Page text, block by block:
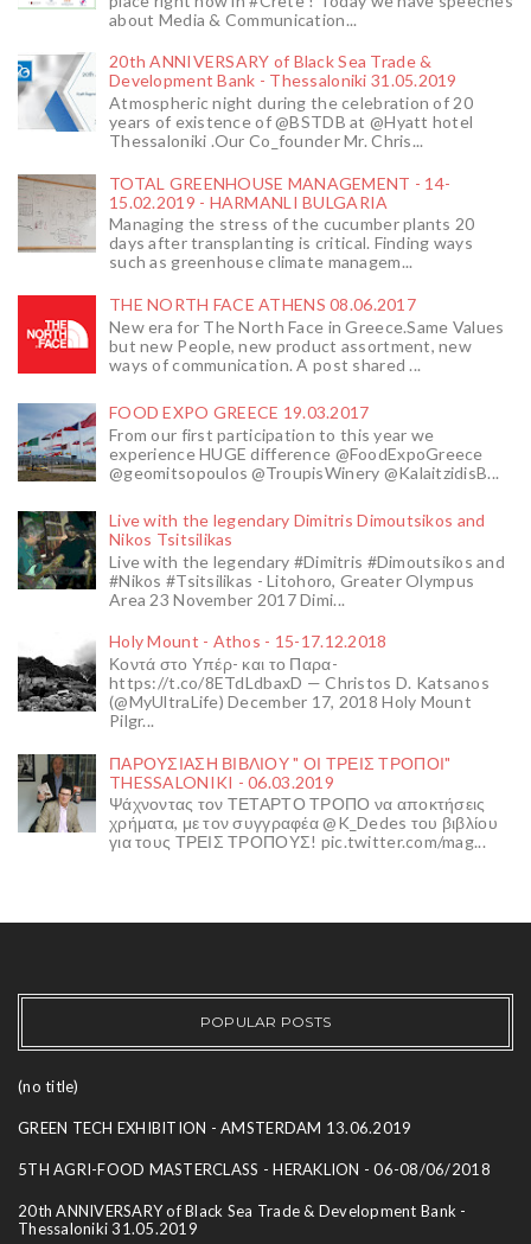
about Media & Communication...
20th ANNIVERSARY of Black Sea Trade &
Development Bank - Thessaloniki 31.05.2019
Atmospheric night during the celebration of 20
years of existence of @BSTDB at @Hyatt hotel
Thessaloniki .Our Co_founder Mr. Chris...
TOTAL GREENHOUSE MANAGEMENT - 14-
15.02.2019 - HARMANLI BULGARIA
Managing the stress of the cucumber plants 20
days after transplanting is critical. Finding ways
such as greenhouse climate managem...
THE NORTH FACE ATHENS 08.06.2017
New era for The North Face in Greece.Same Values
but new People, new product assortment, new
ways of communication. A post shared ...
FOOD EXPO GREECE 19.03.2017
From our first participation to this year we
experience HUGE difference @FoodExpoGreece
@geomitsopoulos @TroupisWinery @KalaitzidisB...
Live with the legendary Dimitris Dimoutsikos and
Nikos Tsitsilikas
Live with the legendary #Dimitris #Dimoutsikos and
#Nikos #Tsitsilikas - Litohoro, Greater Olympus
Area 23 November 2017 Dimi...
Holy Mount - Athos - 15-17.12.2018
Κοντά στο Υπέρ- και το Παρα-
https://t.co/8ETdLdbaxD — Christos D. Katsanos
(@MyUltraLife) December 17, 2018 Holy Mount
Pilgr...
ΠΑΡΟΥΣΙΑΣΗ ΒΙΒΛΙΟΥ " ΟΙ ΤΡΕΙΣ ΤΡΟΠΟΙ"
THESSALONIKI - 06.03.2019
Ψάχνοντας τον ΤΕΤΑΡΤΟ ΤΡΟΠΟ να αποκτήσεις
χρήματα, με τον συγγραφέα @K_Dedes του βιβλίου
για τους ΤΡΕΙΣ ΤΡΟΠΟΥΣ! pic.twitter.com/mag...
POPULAR POSTS
(no title)
GREEN TECH EXHIBITION - AMSTERDAM 13.06.2019
5TH AGRI-FOOD MASTERCLASS - HERAKLION - 06-08/06/2018
20th ANNIVERSARY of Black Sea Trade & Development Bank -
Thessaloniki 31.05.2019